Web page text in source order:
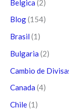
Belgica (2)
Blog(154)
Brasil (1)
Bulgaria (2)
Cambio de
Canada (4)
Chile(1)